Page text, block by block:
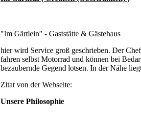
"Im Gärtlein" - Gaststätte & Gästehaus
hier wird Service groß geschrieben. Der
fahren selbst Motorrad und können bei
bezaubernde Gegend lotsen. In der Nähe
Zitat von der Webseite:
Unsere Philosophie